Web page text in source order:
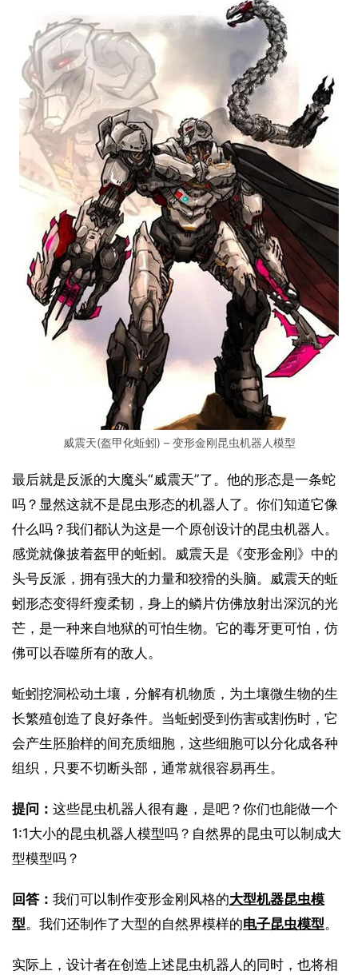
威震天(盔甲化蚯蚓) – 变形金刚昆虫机器人模型
最后就是反派的大魔头“威震天”了。他的形态是一条蛇
吗？显然这就不是昆虫形态的机器人了。你们知道它像
什么吗？我们都认为这是一个原创设计的昆虫机器人。
感觉就像披着盔甲的蚯蚓。威震天是《变形金刚》中的
头号反派，拥有强大的力量和狡猾的头脑。威震天的蚯
蚓形态变得纤瘦柔韧，身上的鳞片仿佛放射出深沉的光
芒，是一种来自地狱的可怕生物。它的毒牙更可怕，仿
佛可以吞噬所有的敌人。
蚯蚓挖洞松动土壤，分解有机物质，为土壤微生物的生
长繁殖创造了良好条件。当蚯蚓受到伤害或割伤时，它
会产生胚胎样的间充质细胞，这些细胞可以分化成各种
组织，只要不切断头部，通常就很容易再生。
提问： 这些昆虫机器人很有趣，是吧？你们也能做一个
1:1大小的昆虫机器人模型吗？自然界的昆虫可以制成大
型模型吗？
回答： 我们可以制作变形金刚风格的大型机器昆虫模
型。我们还制作了大型的自然界模样的电子昆虫模型。
实际上，设计者在创造上述昆虫机器人的同时，也将相